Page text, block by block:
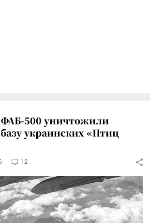
500 уничтожили
украинских «Птиц
12